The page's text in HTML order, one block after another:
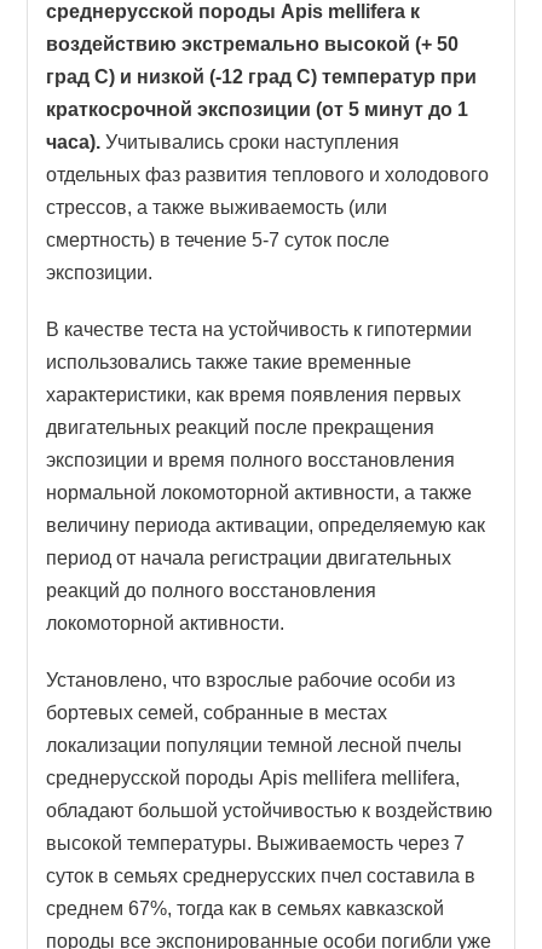
среднерусской породы Apis mellifera к
воздействию экстремально высокой (+ 50
град С) и низкой (-12 град С) температур при
краткосрочной экспозиции (от 5 минут до 1
часа). Учитывались сроки наступления
отдельных фаз развития теплового и холодового
стрессов, а также выживаемость (или
смертность) в течение 5-7 суток после
экспозиции.
В качестве теста на устойчивость к гипотермии
использовались также такие временные
характеристики, как время появления первых
двигательных реакций после прекращения
экспозиции и время полного восстановления
нормальной локомоторной активности, а также
величину периода активации, определяемую как
период от начала регистрации двигательных
реакций до полного восстановления
локомоторной активности.
Установлено, что взрослые рабочие особи из
бортевых семей, собранные в местах
локализации популяции темной лесной пчелы
среднерусской породы Apis mellifera mellifera,
обладают большой устойчивостью к воздействию
высокой температуры. Выживаемость через 7
суток в семьях среднерусских пчел составила в
среднем 67%, тогда как в семьях кавказской
породы все экспонированные особи погибли уже